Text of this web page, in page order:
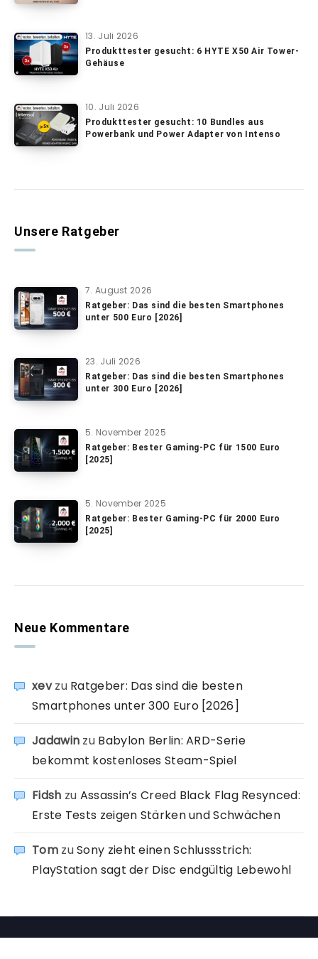
13. Juli 2026
Produkttester gesucht: 6 HYTE X50 Air Tower-
Gehäuse
10. Juli 2026
Produkttester gesucht: 10 Bundles aus
Powerbank und Power Adapter von Intenso
Unsere Ratgeber
7. August 2026
Ratgeber: Das sind die besten Smartphones
unter 500 Euro [2026]
23. Juli 2026
Ratgeber: Das sind die besten Smartphones
unter 300 Euro [2026]
5. November 2025
Ratgeber: Bester Gaming-PC für 1500 Euro
[2025]
5. November 2025
Ratgeber: Bester Gaming-PC für 2000 Euro
[2025]
Neue Kommentare
xevzu Ratgeber: Das sind die besten
Smartphones unter 300 Euro [2026]
Jadawin zu Babylon Berlin: ARD-Serie
bekommt kostenloses Steam-Spiel
Fidsh zu Assassin’s Creed Black Flag Resynced:
Erste Tests zeigen Stärken und Schwächen
TomzuSony zieht einen Schlussstrich:
PlayStation sagt der Disc endgültig Lebewohl